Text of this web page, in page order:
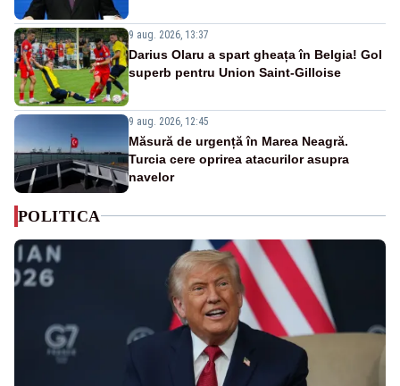
9 aug. 2026, 13:37
Darius Olaru a spart gheața în Belgia! Gol
superb pentru Union Saint-Gilloise
9 aug. 2026, 12:45
Măsură de urgență în Marea Neagră.
Turcia cere oprirea atacurilor asupra
navelor
POLITICA